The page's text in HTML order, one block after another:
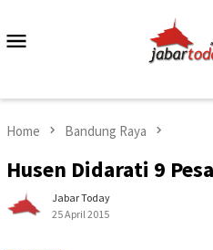
content
Home Bandung Raya
Husen Didarati 9
Jabar Today
25 April 2015